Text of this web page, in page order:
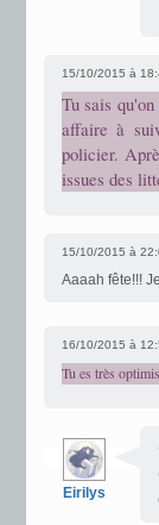
15/10/2015 à
Tu sais
affaire à
policier.
issues des
15/10/2015 à
Aaaah fête!!!
16/10/2015 à
Tu es très
Eirilys